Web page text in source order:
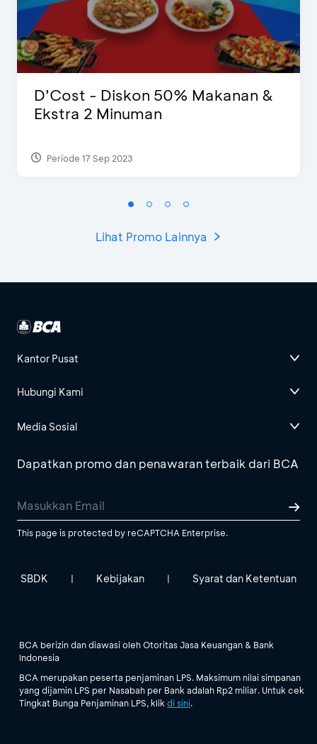
D’Cost - Diskon 50% Makanan &
Ekstra 2 Minuman
Periode 17 Sep 2023
Lihat Promo Lainnya
Kantor Pusat
Hubungi Kami
Media Sosial
Dapatkan promo dan penawaran terbaik dari BCA
This page is protected by reCAPTCHA Enterprise.
SBDK | Kebijakan | Syarat dan Ketentuan
BCA berizin dan diawasi oleh Otoritas Jasa Keuangan & Bank
Indonesia
BCA merupakan peserta penjaminan LPS. Maksimum nilai simpanan
yang dijamin LPS per Nasabah per Bank adalah Rp2 miliar. Untuk cek
Tingkat Bunga Penjaminan LPS, klik di sini.